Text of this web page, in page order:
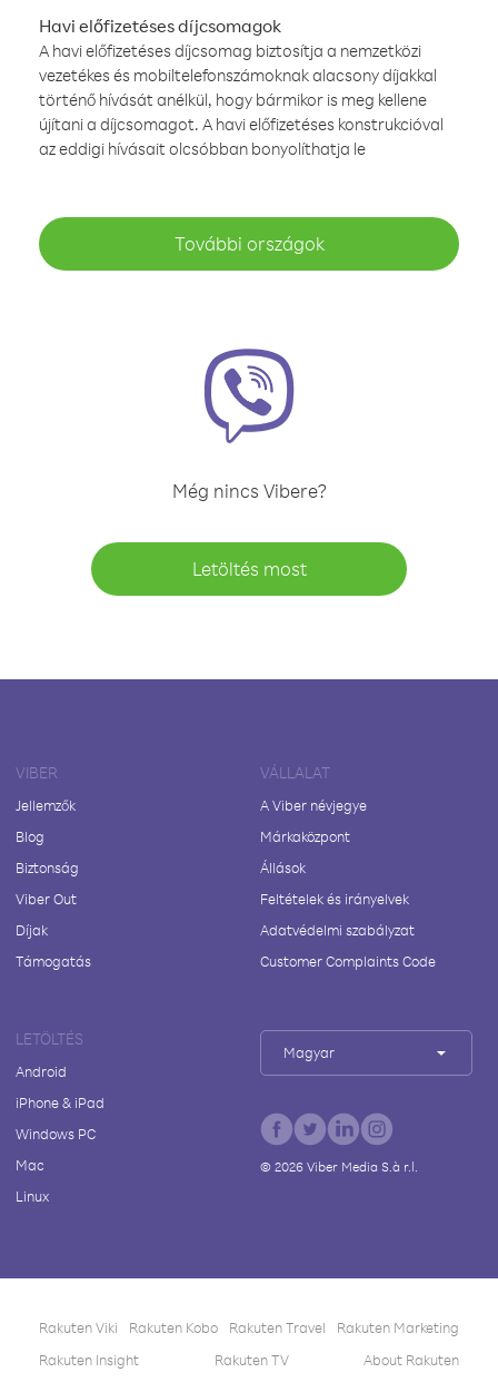
Havi előfizetéses díjcsomagok
A havi előfizetéses díjcsomag biztosítja a nemzetközi
vezetékes és mobiltelefonszámoknak alacsony díjakkal
történő hívását anélkül, hogy bármikor is meg kellene
újítani a díjcsomagot. A havi előfizetéses konstrukcióval
az eddigi hívásait olcsóbban bonyolíthatja le
További országok
Még nincs Vibere?
Letöltés most
VIBER
Jellemzők
Blog
Biztonság
Viber Out
Díjak
Támogatás
VÁLLALAT
A Viber névjegye
Márkaközpont
Állások
Feltételek és irányelvek
Adatvédelmi szabályzat
Customer Complaints Code
LETÖLTÉS
Android
iPhone & iPad
Windows PC
Mac
Linux
Magyar
© 2026Viber Media S.à r.l.
Rakuten Viki Rakuten Kobo Rakuten Travel
Rakuten Marketing
Rakuten Insight
Rakuten TV About Rakuten